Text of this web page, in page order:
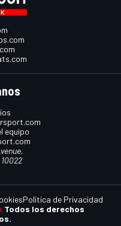
equipo
Todos los derechos
Política de Privacidad